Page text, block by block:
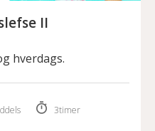
II
hverdags.
3timer